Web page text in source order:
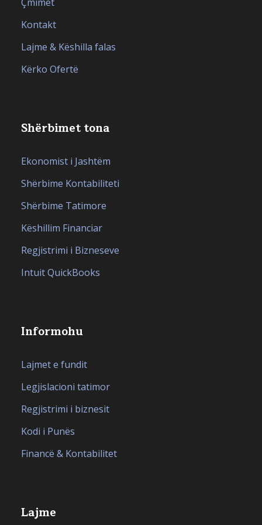
Kontakt
Lajme & Këshilla falas
Kërko Ofertë
Shërbimet tona
Ekonomist i Jashtëm
Shërbime Kontabiliteti
Shërbime Tatimore
Këshillim Financiar
Regjistrimi i Bizneseve
Intuit QuickBooks
Informohu
Lajmet e fundit
Legjislacioni tatimor
Regjistrimi i biznesit
Kodi i Punës
Financë & Kontabilitet
Lajme